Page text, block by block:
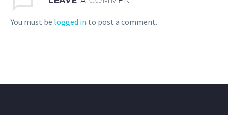
You must be logged in to post a comment.